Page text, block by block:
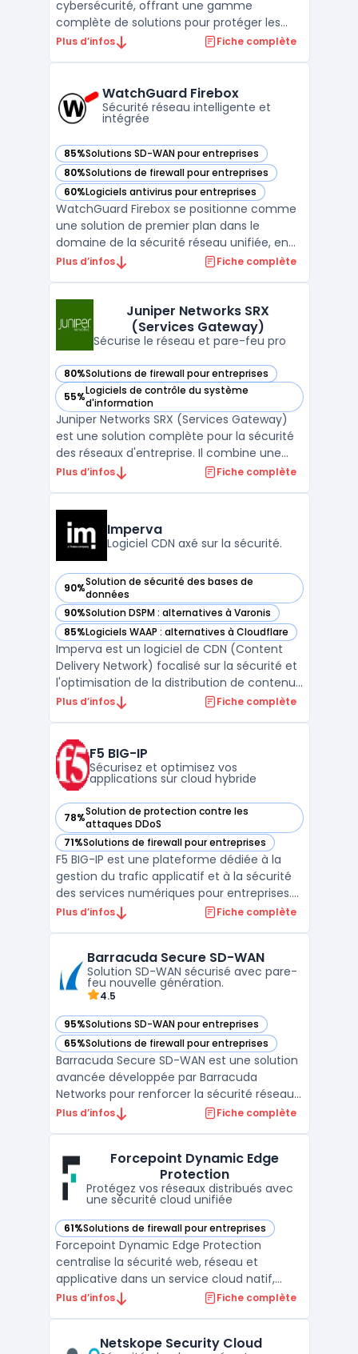
cybersécurité, offrant une gamme
complète de solutions pour protéger les
endpoints, les réseaux, les applications
technologies avancées avec une gestion
centralisée pour simplifier la cybers ...
Plus d’infos Fiche complète
WatchGuard Firebox
Sécurité réseau intelligente et
intégrée
85%Solutions SD-WAN pour entreprises
— voir WatchGuard Firebox dans cette catégorie
80%Solutions de firewall pour entreprises
— voir WatchGuard Firebox dans cette catégorie
60%Logiciels antivirus pour entreprises
— voir WatchGuard Firebox dans cette catégorie
WatchGuard Firebox se positionne comme
une solution de premier plan dans le
domaine de la sécurité réseau unifiée, en
offrant une gamme complète de
numériques en constante évolution. Cette
plateforme intègre une gestion réseau
centrali ...
Plus d’infos Fiche complète
Juniper Networks SRX
(Services Gateway)
Sécurise le réseau et pare-feu pro
80%Solutions de firewall pour entreprises
— voir Juniper Networks SRX (Services Gateway) dans
55%Logiciels de contrôle du système
d'information
— voir Juniper Networks SRX (Services Gateway) dans
Juniper Networks SRX (Services Gateway)
est une solution complète pour la sécurité
des réseaux d'entreprise. Il combine une
variété de fonctionnalités de sécurité, y
filtrage de contenu et la segmentation
réseau. La ...
Plus d’infos Fiche complète
Imperva
Logiciel CDN axé sur la sécurité.
90%Solution de sécurité des bases de
données
— voir Imperva dans cette catégorie
90%Solution DSPM : alternatives à Varonis
— voir Imperva dans cette catégorie
85%Logiciels WAAP : alternatives à Cloudflare
— voir Imperva dans cette catégorie
Imperva est un logiciel de CDN (Content
Delivery Network) focalisé sur la sécurité et
l'optimisation de la distribution de contenus
digitaux. Sa technologie avancée assure
activement contre diverses menaces en
ligne ...
Plus d’infos Fiche complète
F5 BIG-IP
Sécurisez et optimisez vos
applications sur cloud hybride
78%Solution de protection contre les
attaques DDoS
— voir F5 BIG-IP dans cette catégorie
71%Solutions de firewall pour entreprises
— voir F5 BIG-IP dans cette catégorie
F5 BIG-IP est une plateforme dédiée à la
gestion du trafic applicatif et à la sécurité
des services numériques pour entreprises.
Le logiciel cible les organisations qui
équipes techniques doivent concilier
performance r ...
Plus d’infos Fiche complète
Barracuda Secure SD-WAN
Solution SD-WAN sécurisé avec pare-
feu nouvelle génération.
4.5
95%Solutions SD-WAN pour entreprises
— voir Barracuda Secure SD-WAN dans cette catégorie
65%Solutions de firewall pour entreprises
— voir Barracuda Secure SD-WAN dans cette catégorie
Barracuda Secure SD-WAN est une solution
avancée développée par Barracuda
Networks pour renforcer la sécurité réseau
et optimiser la connectivité des entreprises.
fonctionnalités de pare-feu nouvelle
génération, garantis ...
Plus d’infos Fiche complète
Forcepoint Dynamic Edge
Protection
Protégez vos réseaux distribués avec
une sécurité cloud unifiée
61%Solutions de firewall pour entreprises
— voir Forcepoint Dynamic Edge Protection dans cette
Forcepoint Dynamic Edge Protection
centralise la sécurité web, réseau et
applicative dans un service cloud natif,
sans nécessiter d’appliances locales. Cette
réseaux Wi-Fi d’accueil ou des liens SASE
Plus d’infos Fiche complète
Netskope Security Cloud